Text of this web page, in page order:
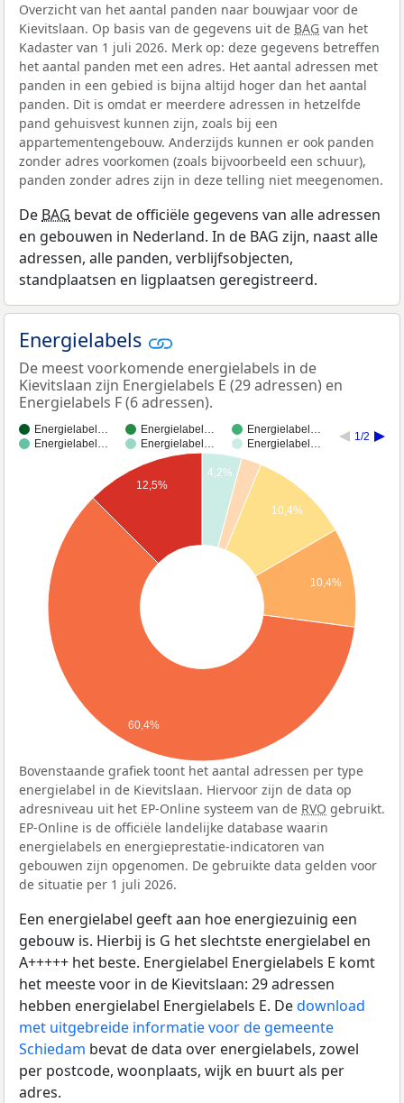
Overzicht van het aantal panden naar bouwjaar voor de
Kievitslaan. Op basis van de gegevens uit de BAG van het
Kadaster van 1 juli 2026. Merk op: deze gegevens betreffen
het aantal panden met een adres. Het aantal adressen met
panden in een gebied is bijna altijd hoger dan het aantal
panden. Dit is omdat er meerdere adressen in hetzelfde
pand gehuisvest kunnen zijn, zoals bij een
appartementengebouw. Anderzijds kunnen er ook panden
zonder adres voorkomen (zoals bijvoorbeeld een schuur),
panden zonder adres zijn in deze telling niet meegenomen.
De BAG bevat de officiële gegevens van alle adressen
en gebouwen in Nederland. In de BAG zijn, naast alle
adressen, alle panden, verblijfsobjecten,
standplaatsen en ligplaatsen geregistreerd.
Energielabels
De meest voorkomende energielabels in de
Kievitslaan zijn Energielabels E (29 adressen) en
Energielabels F (6 adressen).
Energielabel… Energielabel…
Energielabel…
Energielabel…
Energielabel… Energielabel…
1/2
4,2%
10,4%
10,4%
12,5%
60,4%
Bovenstaande grafiek toont het aantal adressen per type
energielabel in de Kievitslaan. Hiervoor zijn de data op
adresniveau uit het EP-Online systeem van de RVO gebruikt.
EP-Online is de officiële landelijke database waarin
energielabels en energieprestatie-indicatoren van
gebouwen zijn opgenomen. De gebruikte data gelden voor
de situatie per 1 juli 2026.
Een energielabel geeft aan hoe energiezuinig een
gebouw is. Hierbij is G het slechtste energielabel en
A+++++ het beste. Energielabel Energielabels E komt
het meeste voor in de Kievitslaan: 29 adressen
hebben energielabel Energielabels E. Dedownload
met uitgebreide informatie voor de gemeente
Schiedam bevat de data over energielabels, zowel
per postcode, woonplaats, wijk en buurt als per
adres.